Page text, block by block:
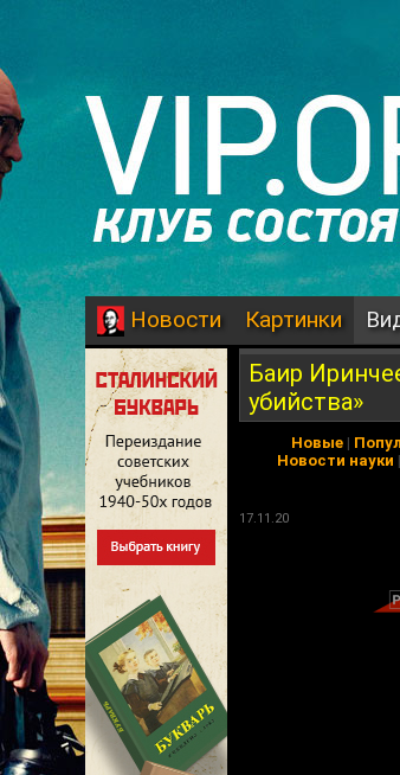
Новости Картинки
Баир
убийства»
Новые |
Новости науки |
17.11.20